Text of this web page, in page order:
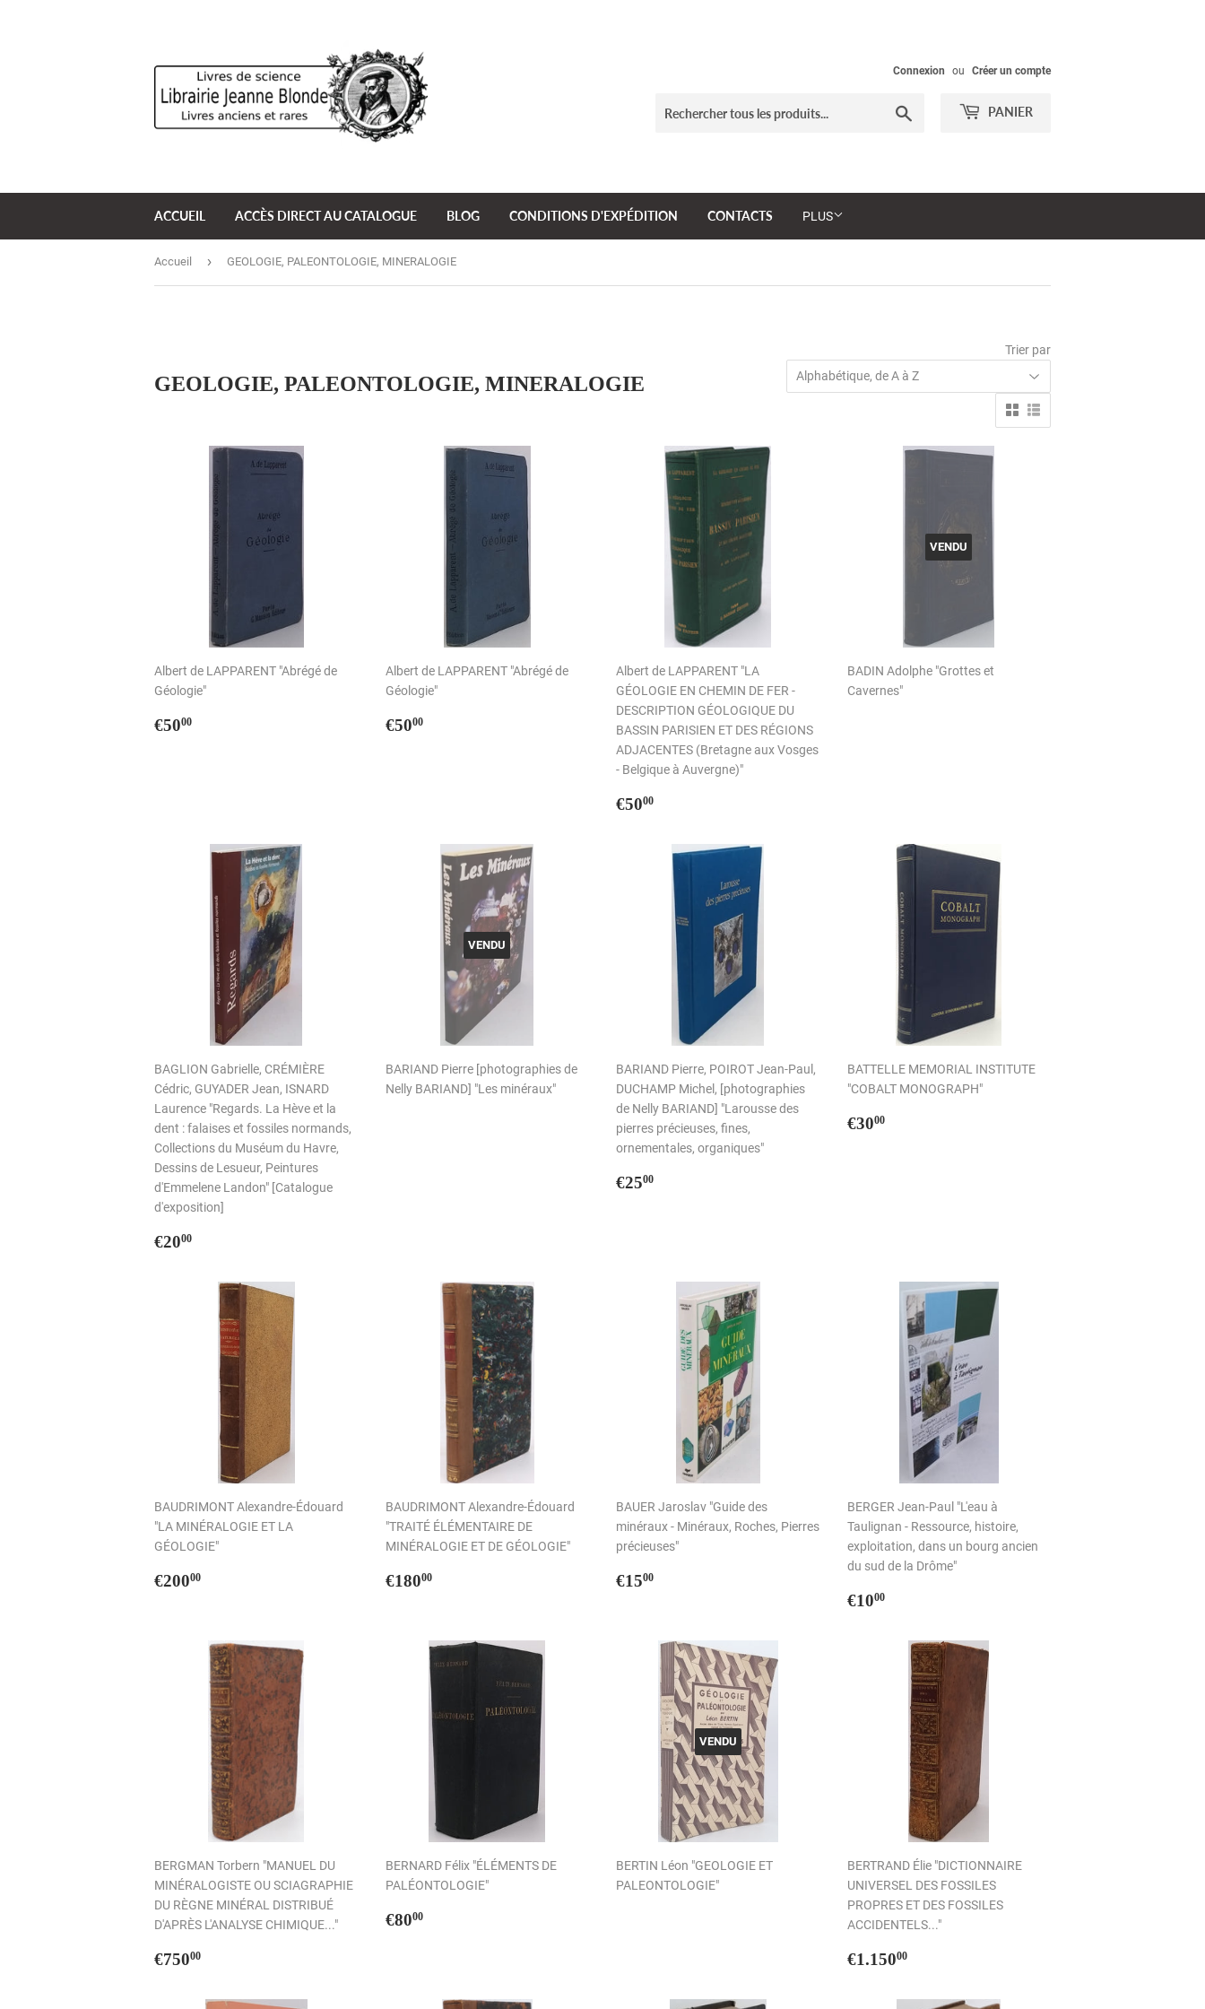
Connexion ou Créer un compte
Chercher PANIER
ACCUEIL ACCÈS DIRECT AU CATALOGUE BLOG CONDITIONS D'EXPÉDITION CONTACTS PLUS
Accueil › GEOLOGIE, PALEONTOLOGIE, MINERALOGIE
GEOLOGIE, PALEONTOLOGIE, MINERALOGIE
Trier par
Albert de LAPPARENT "Abrégé de
Géologie"
Prix
€5000
Albert de LAPPARENT "Abrégé de
Géologie"
Prix
€5000€50,00
Albert de LAPPARENT "LA
GÉOLOGIE EN CHEMIN DE FER -
DESCRIPTION GÉOLOGIQUE DU
BASSIN PARISIEN ET DES RÉGIONS
ADJACENTES (Bretagne aux Vosges
- Belgique à Auvergne)"
Prix
€5000
VENDU
BADIN Adolphe "Grottes et
Cavernes"
BAGLION Gabrielle, CRÉMIÈRE
Cédric, GUYADER Jean, ISNARD
Laurence "Regards. La Hève et la
dent : falaises et fossiles normands,
Collections du Muséum du Havre,
Dessins de Lesueur, Peintures
d'Emmelene Landon" [Catalogue
d'exposition]
Prix
€2000
VENDU
BARIAND Pierre [photographies de
Nelly BARIAND] "Les minéraux"
BARIAND Pierre, POIROT Jean-Paul,
DUCHAMP Michel, [photographies
de Nelly BARIAND] "Larousse des
pierres précieuses, fines,
ornementales, organiques"
Prix
€2500
BATTELLE MEMORIAL INSTITUTE
"COBALT MONOGRAPH"
Prix
€3000€30,00
BAUDRIMONT Alexandre-Édouard
"LA MINÉRALOGIE ET LA
GÉOLOGIE"
Prix
€20000
BAUDRIMONT Alexandre-Édouard
"TRAITÉ ÉLÉMENTAIRE DE
MINÉRALOGIE ET DE GÉOLOGIE"
Prix
€18000€180,00
BAUER Jaroslav "Guide des
minéraux - Minéraux, Roches, Pierres
précieuses"
Prix
€1500
BERGER Jean-Paul "L'eau à
Taulignan - Ressource, histoire,
exploitation, dans un bourg ancien
du sud de la Drôme"
Prix
€1000€10,00
BERGMAN Torbern "MANUEL DU
MINÉRALOGISTE OU SCIAGRAPHIE
DU RÈGNE MINÉRAL DISTRIBUÉ
D'APRÈS L'ANALYSE CHIMIQUE..."
Prix
€75000
BERNARD Félix "ÉLÉMENTS DE
PALÉONTOLOGIE"
Prix
€8000€80,00
VENDU
BERTIN Léon "GEOLOGIE ET
PALEONTOLOGIE"
BERTRAND Élie "DICTIONNAIRE
UNIVERSEL DES FOSSILES
PROPRES ET DES FOSSILES
ACCIDENTELS..."
Prix
€1.15000€1.150,00